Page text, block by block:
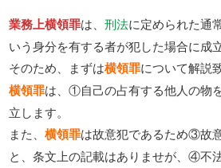
業務上横領罪は、刑法に定められた通
いう身分を有する者が犯した場合に成
そのため、まずは横領罪について解説
横領罪は、①自己の占有する他人の物
立します。
また、横領罪は故意犯であるため③故
と、条文上の記載はありませが、④不